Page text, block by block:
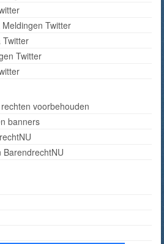
Twitter
Twitter
Twitter
voorbehouden
banners
BarendrechtNU